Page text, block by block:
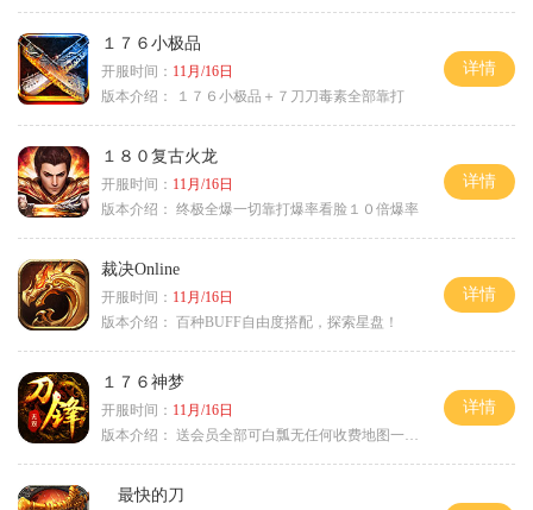
１７６小极品
开服时间： 11月/16日
版本介绍：
１７６小极品＋７刀刀毒素全部靠打
详情
１８０复古火龙
开服时间： 11月/16日
版本介绍： 终极全爆一切靠打爆率看脸１０倍爆率
详情
裁决Online
开服时间： 11月/16日
版本介绍： 百种BUFF自由度搭配，探索星盘！
详情
１７６神梦
开服时间： 11月/16日
版本介绍： 送会员全部可白瓢无任何收费地图一切靠打
详情
最快的刀